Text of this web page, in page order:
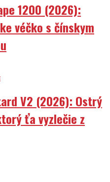
1200 (2026):
véčko s čínskym
V2 (2026): Ostrý
ťa vyzlečie z